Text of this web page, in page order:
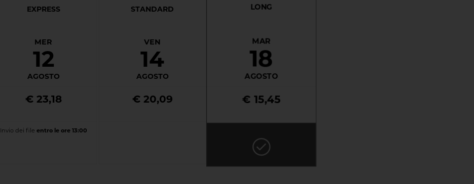
EXPRESS
MER
12
AGOSTO
€ 23,18
Invio dei file entro le ore 13:00
STANDARD
VEN
14
AGOSTO
€ 20,09
LONG
MAR
18
AGOSTO
€ 15,45